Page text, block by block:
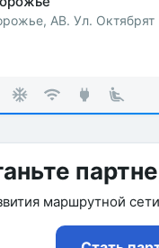
АВ. Ул. Октябрят
маршрутной